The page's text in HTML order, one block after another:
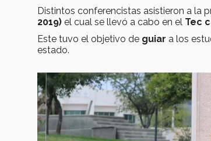
Distintos conferencistas asistieron a la
2019) el cual se llevó a cabo en el Tec
Este tuvo el objetivo de guiar a los
estado.